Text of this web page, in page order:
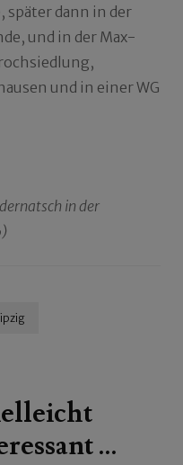
später dann in der
und in der Max-
und in einer WG
in der
…